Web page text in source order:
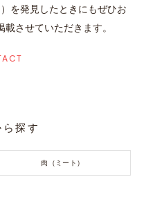
を発見したときにもぜひお
させていただきます。
探す
肉（ミート）